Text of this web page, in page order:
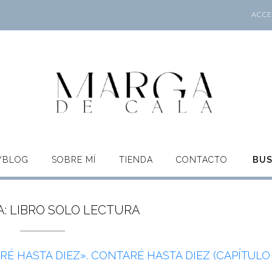
BLOG SOBRE MÍ TIENDA CONTACTO
LIBRO SOLO LECTURA
HASTA DIEZ». CONTARÉ HASTA DIEZ (CAPÍTULO